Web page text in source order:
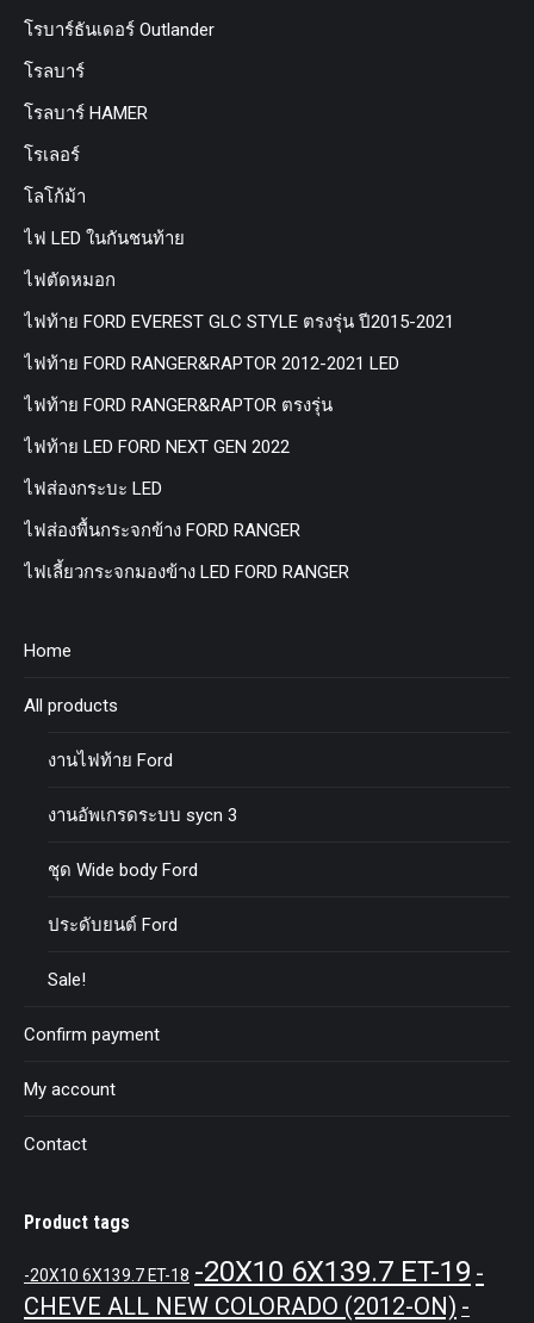
โรบาร์ธันเดอร์ Outlander
โรลบาร์
โรลบาร์ HAMER
โรเลอร์
โลโก้ม้า
ไฟ LED ในกันชนท้าย
ไฟตัดหมอก
ไฟท้าย FORD EVEREST GLC STYLE ตรงรุ่น ปี2015-2021
ไฟท้าย FORD RANGER&RAPTOR 2012-2021 LED
ไฟท้าย FORD RANGER&RAPTOR ตรงรุ่น
ไฟท้าย LED FORD NEXT GEN 2022
ไฟส่องกระบะ LED
ไฟส่องพื้นกระจกข้าง FORD RANGER
ไฟเลี้ยวกระจกมองข้าง LED FORD RANGER
Home
All products
งานไฟท้าย Ford
งานอัพเกรดระบบ sycn 3
ชุด Wide body Ford
ประดับยนต์ Ford
Sale!
Confirm payment
My account
Contact
Product tags
-20X10 6X139.7 ET-18 -20X10 6X139.7 ET-19 -
CHEVE ALL NEW COLORADO (2012-ON) -